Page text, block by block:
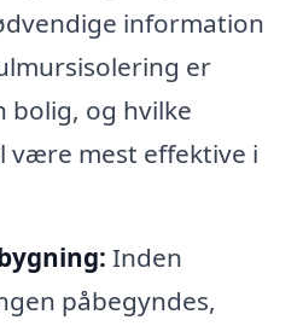
information
er
bolig, og hvilke
være mest effektive i
Inden
påbegyndes,